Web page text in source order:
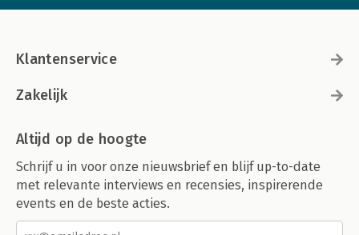
Klantenservice
Zakelijk
Altijd op de hoogte
Schrijf u in voor onze nieuwsbrief en blijf up-to-date
met relevante interviews en recensies, inspirerende
events en de beste acties.